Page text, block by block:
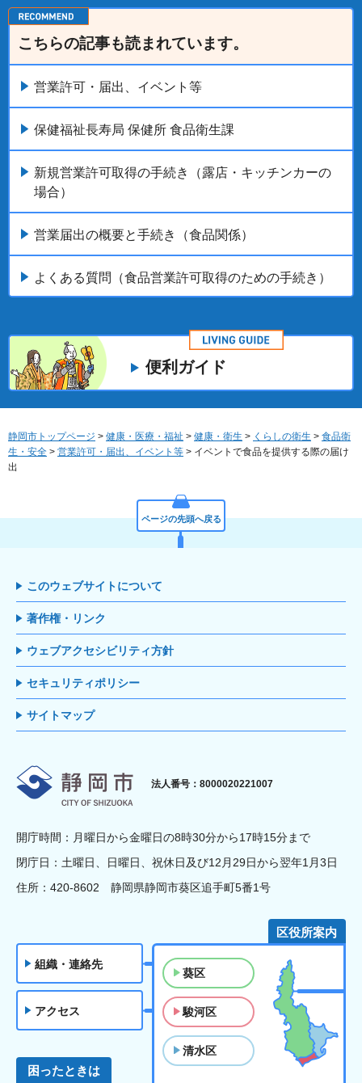
こちらの記事も読まれています。
営業許可・届出、イベント等
保健福祉長寿局 保健所 食品衛生課
新規営業許可取得の手続き（露店・キッチンカーの
場合）
営業届出の概要と手続き（食品関係）
よくある質問（食品営業許可取得のための手続き）
便利ガイド
静岡市トップページ > 健康・医療・福祉 > 健康・衛生 > くらしの衛生 > 食品衛
生・安全 > 営業許可・届出、イベント等 > イベントで食品を提供する際の届け
出
ページの先頭へ戻る
このウェブサイトについて
著作権・リンク
ウェブアクセシビリティ方針
セキュリティポリシー
サイトマップ
静岡市
法人番号：8000020221007
開庁時間：月曜日から金曜日の8時30分から17時15分まで
閉庁日：土曜日、日曜日、祝休日及び12月29日から翌年1月3日
住所：420-8602 静岡県静岡市葵区追手町5番1号
組織・連絡先
アクセス
区役所案内
葵区
駿河区
清水区
困ったときは